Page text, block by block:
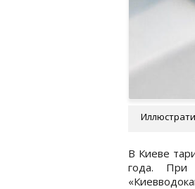
В Киеве
года. При